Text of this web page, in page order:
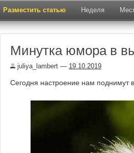
Разместить статью Неделя
Минутка юмора в
juliya_lambert — 19.10.2019
Сегодня настроение нам поднимут